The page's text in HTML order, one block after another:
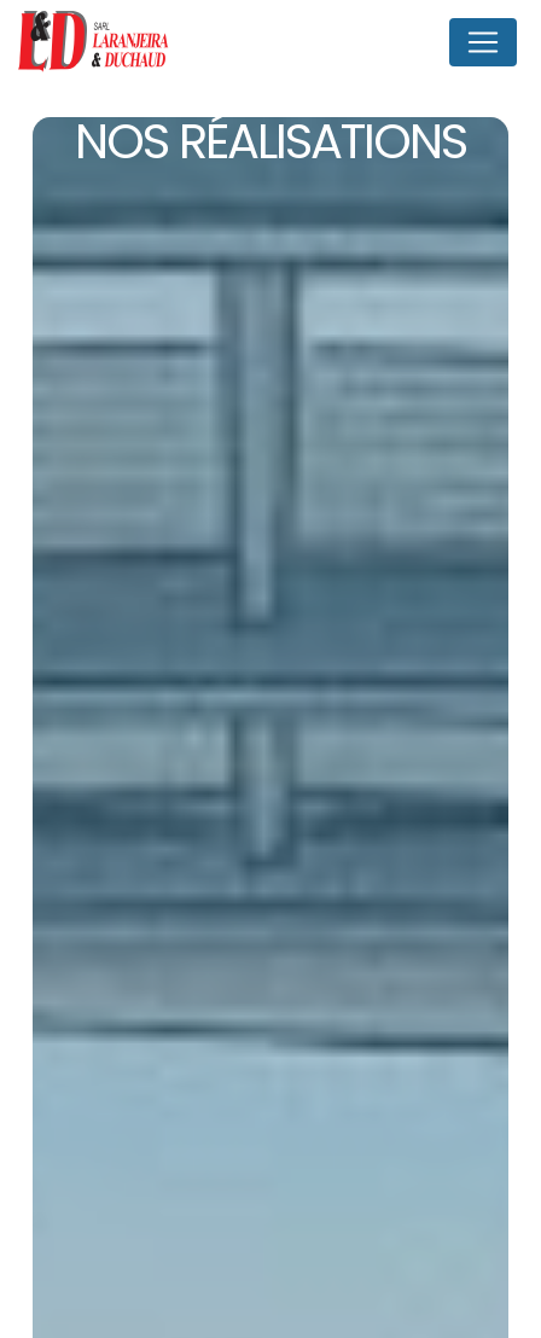
NOS RÉALISATIONS
Panneau de gestion des cookies